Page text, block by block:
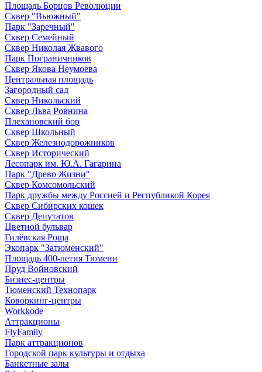
Площадь Борцов Революции
Сквер "Вьюжный"
Парк "Заречный"
Сквер Семейный
Сквер Николая Жвавого
Парк Пограничников
Сквер Якова Неумоева
Центральная площадь
Загородный сад
Сквер Никольский
Сквер Льва Ровнина
Плехановский бор
Сквер Школьный
Сквер Железнодорожников
Сквер Исторический
Лесопарк им. Ю.А. Гагарина
Парк "Древо Жизни"
Сквер Комсомольский
Парк дружбы между Россией и Республикой Корея
Сквер Сибирских кошек
Сквер Депутатов
Цветной бульвар
Гилёвская Роща
Экопарк "Затюменский"
Площадь 400-летия Тюмени
Пруд Войновский
Бизнес-центры
Тюменский Технопарк
Коворкинг-центры
Workkode
Аттракционы
FlyFamily
Парк аттракционов
Городской парк культуры и отдыха
Банкетные залы